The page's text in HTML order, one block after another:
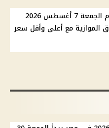
أسعار الدولار اليوم الجمعة 7 أغسطس 2026
الموازية مع أعلى وأقل سعر